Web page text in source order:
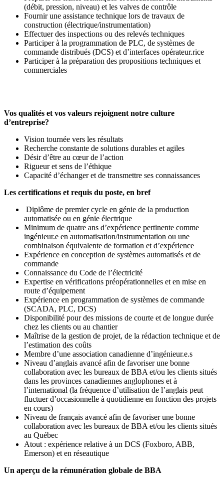
(débit, pression, niveau) et les valves de contrôle
Fournir une assistance technique lors de travaux de
construction (électrique/instrumentation)
Effectuer des inspections ou des relevés techniques
Participer à la programmation de PLC, de systèmes de
commande distribués (DCS) et d’interfaces opérateur.rice
Participer à la préparation des propositions techniques et
commerciales
Vos qualités et vos valeurs rejoignent notre culture
d’entreprise?
Vision tournée vers les résultats
Recherche constante de solutions durables et agiles
Désir d’être au cœur de l’action
Rigueur et sens de l’éthique
Capacité d’échanger et de transmettre ses connaissances
Les certifications et requis du poste, en bref
Diplôme de premier cycle en génie de la production
automatisée ou en génie électrique
Minimum de quatre ans d’expérience pertinente comme
ingénieur.e en automatisation/instrumentation ou une
combinaison équivalente de formation et d’expérience
Expérience en conception de systèmes automatisés et de
commande
Connaissance du Code de l’électricité
Expertise en vérifications préopérationnelles et en mise en
route d’équipement
Expérience en programmation de systèmes de commande
(SCADA, PLC, DCS)
Disponibilité pour des missions de courte et de longue durée
chez les clients ou au chantier
Maîtrise de la gestion de projet, de la rédaction technique et de
l’estimation des coûts
Membre d’une association canadienne d’ingénieur.e.s
Niveau d’anglais avancé afin de favoriser une bonne
collaboration avec les bureaux de BBA et/ou les clients situés
dans les provinces canadiennes anglophones et à
l’international (la fréquence d’utilisation de l’anglais peut
fluctuer d’occasionnelle à quotidienne en fonction des projets
en cours)
Niveau de français avancé afin de favoriser une bonne
collaboration avec les bureaux de BBA et/ou les clients situés
au Québec
Atout : expérience relative à un DCS (Foxboro, ABB,
Emerson) et en réseautique
Un aperçu de la rémunération globale de BBA